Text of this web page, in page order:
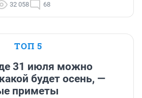
32 058 68
ТОП 5
31 июля можно
будет осень, —
приметы